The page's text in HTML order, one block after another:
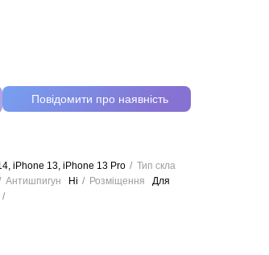
Повідомити про наявність
iPhone 13, iPhone 13 Pro
Тип скла
Антишпигун Ні Розміщення
Для